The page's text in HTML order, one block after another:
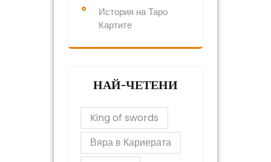
История на Таро
Картите
НАЙ-ЧЕТЕНИ
King of swords
Вяра в Кариерата